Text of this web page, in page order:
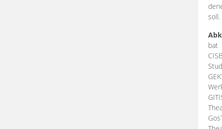
soll.
bat